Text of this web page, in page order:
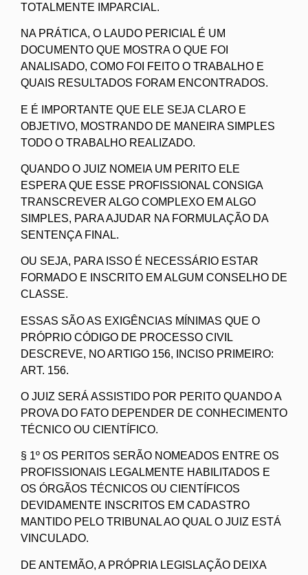
TOTALMENTE IMPARCIAL.
NA PRÁTICA, O LAUDO PERICIAL É UM
DOCUMENTO QUE MOSTRA O QUE FOI
ANALISADO, COMO FOI FEITO O TRABALHO E
QUAIS RESULTADOS FORAM ENCONTRADOS.
E É IMPORTANTE QUE ELE SEJA CLARO E
OBJETIVO, MOSTRANDO DE MANEIRA SIMPLES
TODO O TRABALHO REALIZADO.
QUANDO O JUIZ NOMEIA UM PERITO ELE
ESPERA QUE ESSE PROFISSIONAL CONSIGA
TRANSCREVER ALGO COMPLEXO EM ALGO
SIMPLES, PARA AJUDAR NA FORMULAÇÃO DA
SENTENÇA FINAL.
OU SEJA, PARA ISSO É NECESSÁRIO ESTAR
FORMADO E INSCRITO EM ALGUM CONSELHO DE
CLASSE.
ESSAS SÃO AS EXIGÊNCIAS MÍNIMAS QUE O
PRÓPRIO CÓDIGO DE PROCESSO CIVIL
DESCREVE, NO ARTIGO 156, INCISO PRIMEIRO:
ART. 156.
O JUIZ SERÁ ASSISTIDO POR PERITO QUANDO A
PROVA DO FATO DEPENDER DE CONHECIMENTO
TÉCNICO OU CIENTÍFICO.
§ 1º OS PERITOS SERÃO NOMEADOS ENTRE OS
PROFISSIONAIS LEGALMENTE HABILITADOS E
OS ÓRGÃOS TÉCNICOS OU CIENTÍFICOS
DEVIDAMENTE INSCRITOS EM CADASTRO
MANTIDO PELO TRIBUNAL AO QUAL O JUIZ ESTÁ
VINCULADO.
DE ANTEMÃO, A PRÓPRIA LEGISLAÇÃO DEIXA